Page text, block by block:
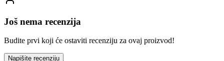
Još nema recenzija
Budite prvi koji će ostaviti recenziju za ovaj proizvod!
Napišite recenziju